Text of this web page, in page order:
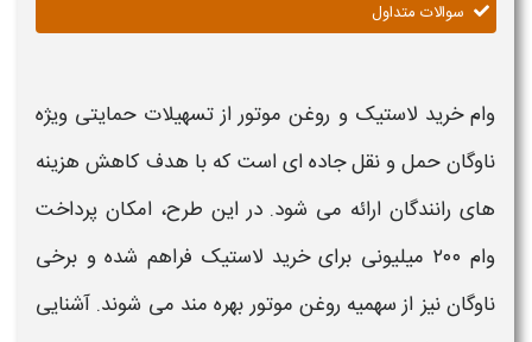
سوالات متداول
وام خرید لاستیک و روغن موتوراز تسهیلات حمایتی ویژه
ناوگان حمل و نقل جاده ای است که با هدف کاهش هزینه
های رانندگان ارائه می شود. در این طرح، امکان پرداخت
وام ۲۰۰ میلیونی
برای خرید لاستیک فراهم شده و برخی
ناوگان نیز از سهمیه روغن موتور بهره مند می شوند. آشنایی